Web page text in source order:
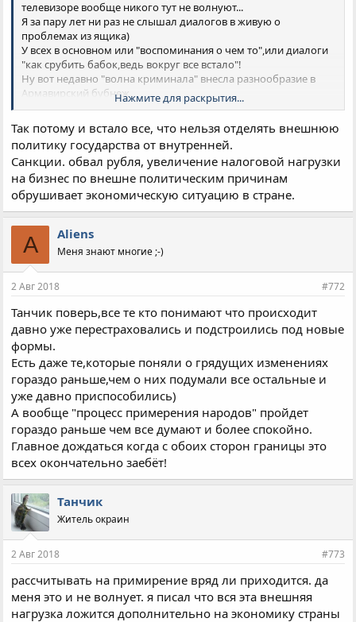
телевизоре вообще никого тут не волнуют...
Я за пару лет ни раз не слышал диалогов в живую о
проблемах из ящика)
У всех в основном или "воспоминания о чем то",или диалоги
"как срубить бабок,ведь вокруг все встало"!
Ну вот недавно "волна криминала" внесла разнообразие в
Армавирский бубнеж.
Правда последние несколько дней в кишлаке всплыла новая
Нажмите для раскрытия...
Так потому и встало все, что нельзя отделять внешнюю
политику государства от внутренней.
Санкции. обвал рубля, увеличение налоговой нагрузки
на бизнес по внешне политическим причинам
обрушивает экономическую ситуацию в стране.
A Aliens
Меня знают многие ;-)
2 Авг 2018 #772
Танчик поверь,все те кто понимают что происходит
давно уже перестраховались и подстроились под новые
формы.
Есть даже те,которые поняли о грядущих изменениях
гораздо раньше,чем о них подумали все остальные и
уже давно приспособились)
А вообще "процесс примерения народов" пройдет
гораздо раньше чем все думают и более спокойно.
Главное дождаться когда с обоих сторон границы это
всех окончательно заебёт!
Танчик
Житель окраин
2 Авг 2018 #773
рассчитывать на примирение вряд ли приходится. да
меня это и не волнует. я писал что вся эта внешняя
нагрузка ложится дополнительно на экономику страны